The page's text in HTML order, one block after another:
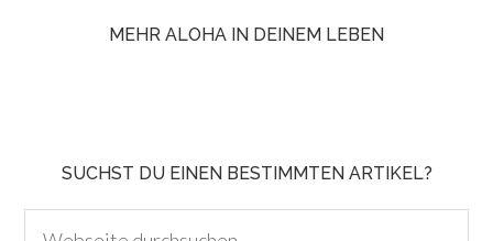
MEHR ALOHA IN DEINEM LEBEN
SUCHST DU EINEN BESTIMMTEN ARTIKEL?